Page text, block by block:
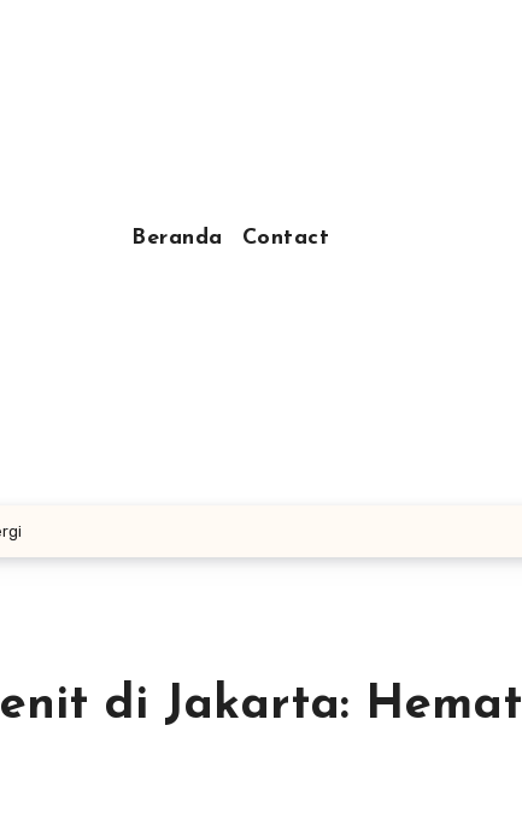
Beranda Contact
di Jakarta: Hemat